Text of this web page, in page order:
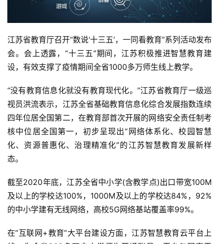
江苏省教育厅召开“数说‘十三五’，一同看教育”系列活动发布
会。会上透露，“十三五”期间，江苏积极推进智慧教育建
设，有效支撑了疫情期间全省1000多万师生线上教学。
“没有教育信息化就没有教育现代化。”江苏省教育厅一级巡
视员洪流表示，江苏全省基础教育信息化综合发展指数连续
四年位居全国第二，在教育部首次开展的网络安全责任制考
核中位居全国第一，初步呈现出“网络体系化、校园智慧
化、资源普惠化、治理精准化”的江苏智慧教育发展新样
态。
截至2020年底，江苏全省中小学(含教学点)出口带宽100M
及以上的学校达100%，1000M及以上的学校达84%，92%
的中小学建有无线网络，高校5G网络基站覆盖率99%。
在“互联网+教育”大平台建设方面，江苏智慧教育云平台上